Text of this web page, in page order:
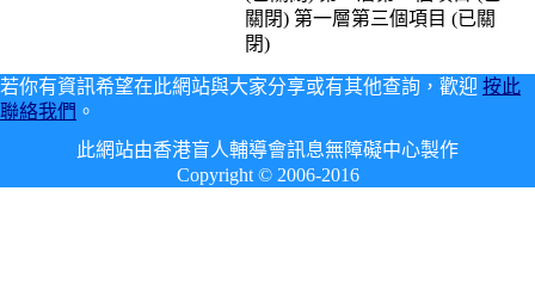
關閉) 第一層第三個項目 (已關
閉)
若你有資訊希望在此網站與大家分享或有其他查詢，歡迎 按此
聯絡我們 。
此網站由香港盲人輔導會訊息無障礙中心製作
Copyright © 2006-2016